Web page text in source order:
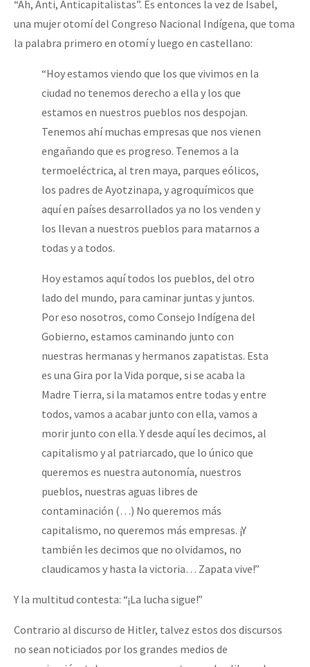
“Ah, Anti, Anticapitalistas”. Es entonces la vez de Isabel,
una mujer otomí del Congreso Nacional Indígena, que toma
la palabra primero en otomí y luego en castellano:
“Hoy estamos viendo que los que vivimos en la
ciudad no tenemos derecho a ella y los que
estamos en nuestros pueblos nos despojan.
Tenemos ahí muchas empresas que nos vienen
engañando que es progreso. Tenemos a la
termoeléctrica, al tren maya, parques eólicos,
los padres de Ayotzinapa, y agroquímicos que
aquí en países desarrollados ya no los venden y
los llevan a nuestros pueblos para matarnos a
todas y a todos.
Hoy estamos aquí todos los pueblos, del otro
lado del mundo, para caminar juntas y juntos.
Por eso nosotros, como Consejo Indígena del
Gobierno, estamos caminando junto con
nuestras hermanas y hermanos zapatistas. Esta
es una Gira por la Vida porque, si se acaba la
Madre Tierra, si la matamos entre todas y entre
todos, vamos a acabar junto con ella, vamos a
morir junto con ella. Y desde aquí les decimos, al
capitalismo y al patriarcado, que lo único que
queremos es nuestra autonomía, nuestros
pueblos, nuestras aguas libres de
contaminación (…) No queremos más
capitalismo, no queremos más empresas. ¡Y
también les decimos que no olvidamos, no
claudicamos y hasta la victoria… Zapata vive!”
Y la multitud contesta: “¡La lucha sigue!”
Contrario al discurso de Hitler, talvez estos dos discursos
no sean noticiados por los grandes medios de